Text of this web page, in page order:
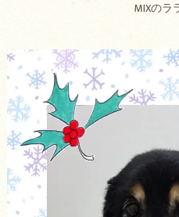
MIXのラ